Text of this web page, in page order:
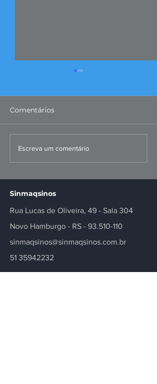
Missão ao Peru
fortalece negócios e
Comentários
Escreva um comentário
Sinmaqsinos
Rua Lucas de Oliveira, 49 - Sala 304
Novo Hamburgo - RS - 93.510-110
sinmaqsinos@sinmaqsinos.com.br
51 35942232